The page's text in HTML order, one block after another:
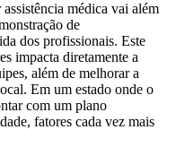
assistência médica vai além
de
dos profissionais. Este
impacta diretamente a
além de melhorar a
Em um estado onde o
com um plano
fatores cada vez mais